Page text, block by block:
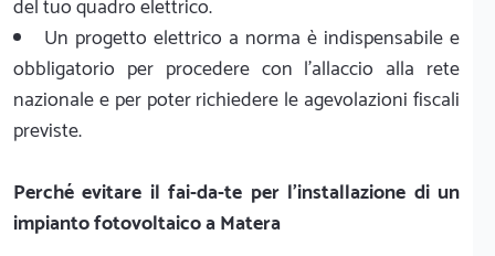
del tuo quadro elettrico.
Un progetto elettrico a norma è indispensabile e
obbligatorio per procedere con l'allaccio alla rete
nazionale e per poter richiedere le agevolazioni fiscali
previste.
Perché evitare il fai-da-te per l'installazione di un
impianto fotovoltaico a Matera